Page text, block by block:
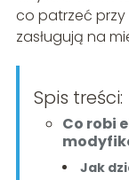
co patrzeć przy
zasługują na
Spis treści:
Co robi
Jak